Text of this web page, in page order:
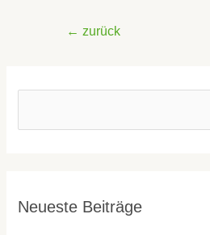
← zurück
Neueste Beiträge